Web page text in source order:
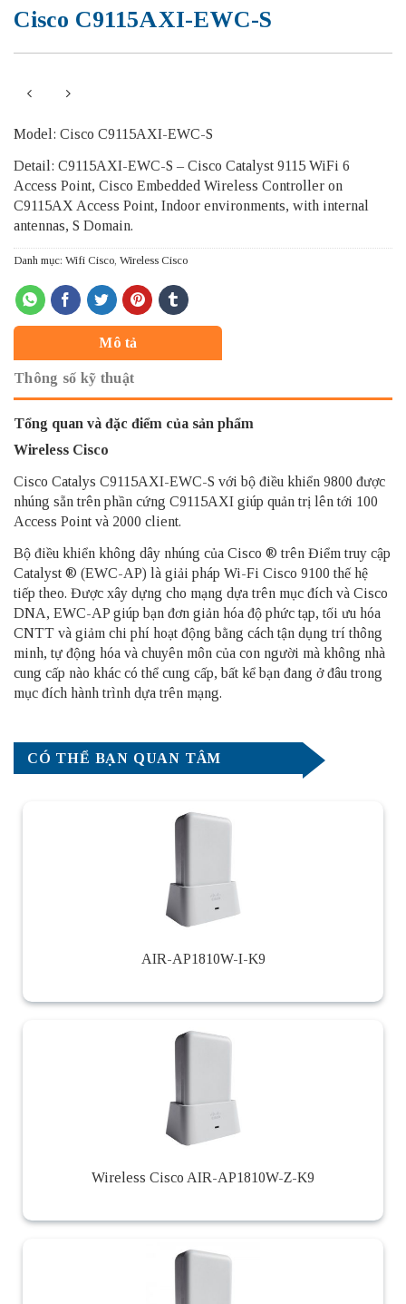
Cisco C9115AXI-EWC-S
Model: Cisco C9115AXI-EWC-S
Detail: C9115AXI-EWC-S – Cisco Catalyst 9115 WiFi 6
Access Point, Cisco Embedded Wireless Controller on
C9115AX Access Point, Indoor environments, with internal
antennas, S Domain.
Danh mục: Wifi Cisco, Wireless Cisco
Mô tả
Thông số kỹ thuật
Tổng quan và đặc điểm của sản phẩm
Wireless Cisco
Cisco Catalys C9115AXI-EWC-S với bộ điều khiển 9800 được
nhúng sẵn trên phần cứng C9115AXI giúp quản trị lên tới 100
Access Point và 2000 client.
Bộ điều khiển không dây nhúng của Cisco ® trên Điểm truy cập
Catalyst ® (EWC-AP) là giải pháp Wi-Fi Cisco 9100 thế hệ
tiếp theo. Được xây dựng cho mạng dựa trên mục đích và Cisco
DNA, EWC-AP giúp bạn đơn giản hóa độ phức tạp, tối ưu hóa
CNTT và giảm chi phí hoạt động bằng cách tận dụng trí thông
minh, tự động hóa và chuyên môn của con người mà không nhà
cung cấp nào khác có thể cung cấp, bất kể bạn đang ở đâu trong
mục đích hành trình dựa trên mạng.
CÓ THỂ BẠN QUAN TÂM
AIR-AP1810W-I-K9
Wireless Cisco AIR-AP1810W-Z-K9